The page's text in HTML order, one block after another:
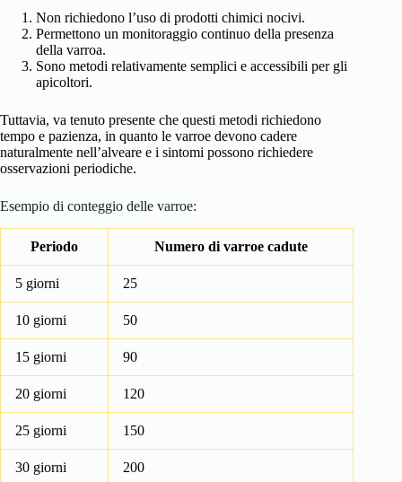
Non richiedono l’uso di prodotti chimici nocivi.
Permettono un monitoraggio continuo della presenza
della varroa.
Sono metodi relativamente semplici e accessibili per gli
apicoltori.
Tuttavia, va tenuto presente che questi metodi richiedono
tempo e pazienza, in quanto le varroe devono cadere
naturalmente nell’alveare e i sintomi possono richiedere
osservazioni periodiche.
Esempio di conteggio delle varroe:
Periodo Numero di varroe cadute
5 giorni 25
10 giorni 50
15 giorni 90
20 giorni 120
25 giorni 150
30 giorni
200